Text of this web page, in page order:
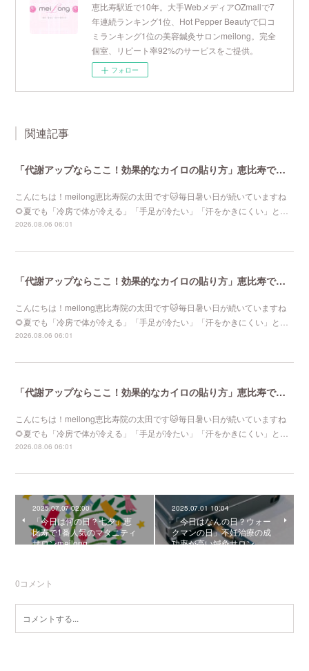
恵比寿駅近で10年。大手WebメディアOZmallで7
年連続ランキング1位、Hot Pepper Beautyで口コ
ミランキング1位の美容鍼灸サロンmeilong。完全
個室、リピート率92%のサービスをご提供。
フォロー
関連記事
「代謝アップならここ！効果的なカイロの貼り方」恵比寿で口コミNo 1美容鍼灸ならmeilong
こんにちは！meilong恵比寿院の太田です🐱毎日暑い日が続いていますね
🌻夏でも「冷房で体が冷える」「手足が冷たい」「汗をかきにくい」と…
2026.08.06 06:01
「代謝アップならここ！効果的なカイロの貼り方」恵比寿で口コミNo 1美容鍼灸ならmeilong
こんにちは！meilong恵比寿院の太田です🐱毎日暑い日が続いていますね
🌻夏でも「冷房で体が冷える」「手足が冷たい」「汗をかきにくい」と…
2026.08.06 06:01
「代謝アップならここ！効果的なカイロの貼り方」恵比寿で口コミNo 1美容鍼灸ならmeilong
こんにちは！meilong恵比寿院の太田です🐱毎日暑い日が続いていますね
🌻夏でも「冷房で体が冷える」「手足が冷たい」「汗をかきにくい」と…
2026.08.06 06:01
2025.07.07 02:00
「今日は何の日？七夕」恵
比寿で1番人気のマタニティ
サロンmeilong
2025.07.01 10:04
「今日はなんの日？ウォー
クマンの日」不妊治療の成
功率が高い鍼灸サロン …
0コメント